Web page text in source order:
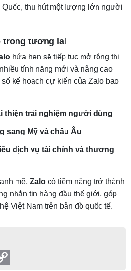
Quốc, thu hút một lượng lớn người
trong tương lai
hứa hẹn sẽ tiếp tục mở rộng thị
tính năng mới và nâng cao
kế hoạch dự kiến của Zalo bao
thiện trải nghiệm người dùng
sang Mỹ và châu Âu
dịch vụ tài chính và thương
mẽ,Zalo có tiềm năng trở thành
nhắn tin hàng đầu thế giới, góp
Việt Nam trên bản đồ quốc tế.